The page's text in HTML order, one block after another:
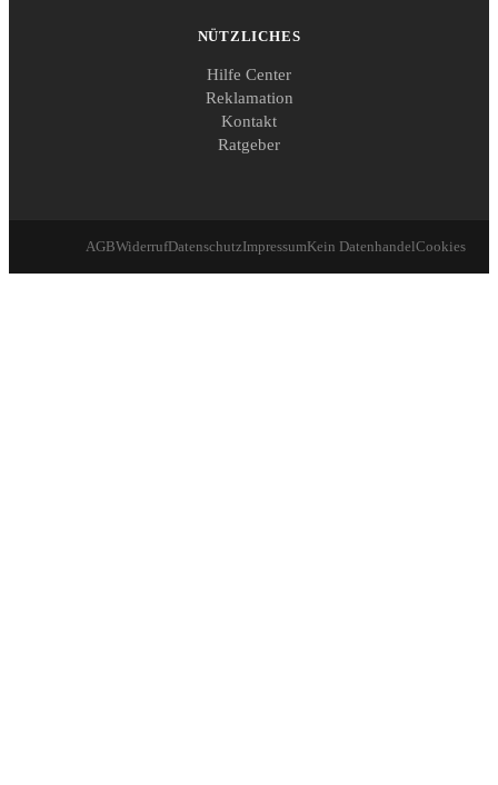
NÜTZLICHES
Hilfe Center
Reklamation
Kontakt
Ratgeber
AGBWiderrufDatenschutzImpressumKein DatenhandelCookies